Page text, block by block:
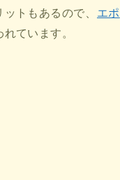
トもあるので、
エポ
ています。